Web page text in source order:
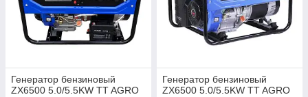
Генератор бензиновый
ZX6500 5.0/5.5KW TT AGRO
Генератор бензиновый
ZX6500 5.0/5.5KW TT AGRO